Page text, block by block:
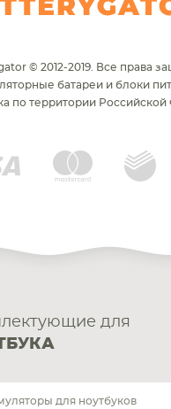
© 2012-2019. Все права
батареи и блоки
по территории
для
для ноутбуков